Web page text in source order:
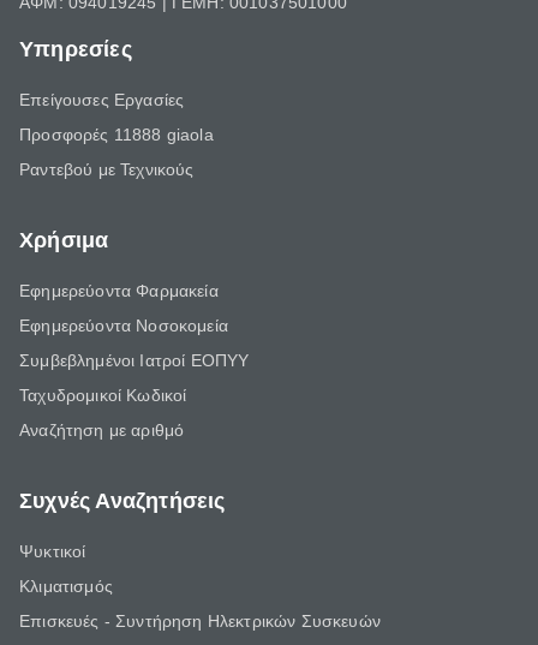
Υπηρεσίες
Επείγουσες Εργασίες
Προσφορές 11888 giaola
Ραντεβού με Τεχνικούς
Χρήσιμα
Εφημερεύοντα Φαρμακεία
Εφημερεύοντα Νοσοκομεία
Συμβεβλημένοι Ιατροί ΕΟΠΥΥ
Ταχυδρομικοί Κωδικοί
Αναζήτηση με αριθμό
Συχνές Αναζητήσεις
Ψυκτικοί
Κλιματισμός
Επισκευές - Συντήρηση Ηλεκτρικών Συσκευών